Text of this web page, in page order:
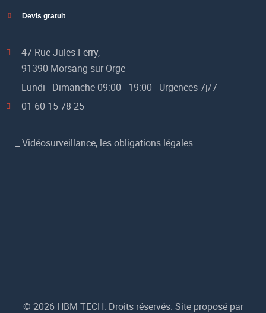
Devis gratuit
47 Rue Jules Ferry,
91390 Morsang-sur-Orge
Lundi - Dimanche 09:00 - 19:00 - Urgences 7j/7
01 60 15 78 25
Vidéosurveillance, les obligations légales
© 2026 HBM TECH. Droits réservés. Site proposé par